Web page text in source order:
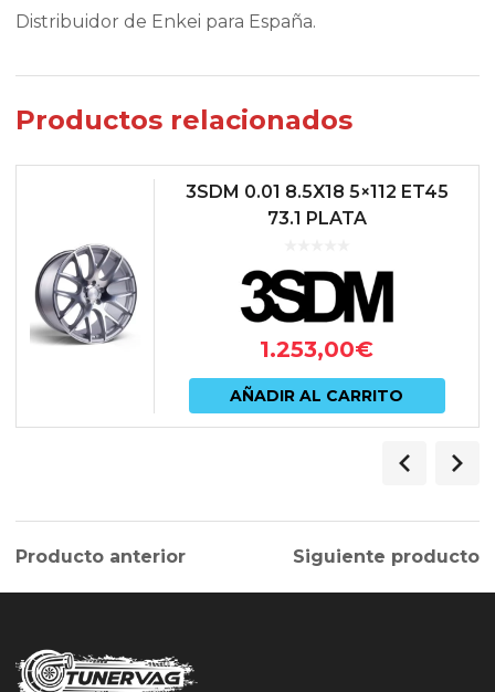
Distribuidor de Enkei para España.
Productos relacionados
3SDM 0.01 8.5X18 5×112 ET45
73.1 PLATA
1.253,00€
AÑADIR AL CARRITO
Producto anterior Siguiente producto